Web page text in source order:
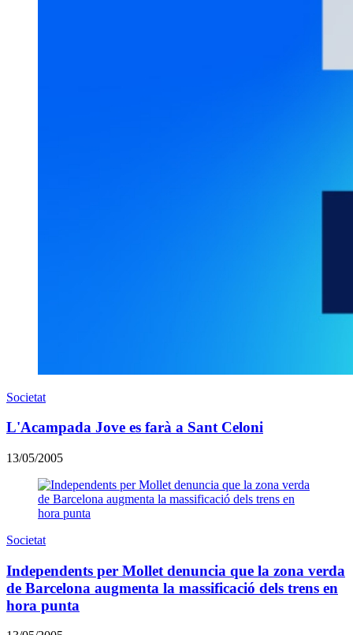
Societat
L'Acampada Jove es farà a Sant Celoni
13/05/2005
Societat
Independents per Mollet denuncia que la zona verda
de Barcelona augmenta la massificació dels trens en
hora punta